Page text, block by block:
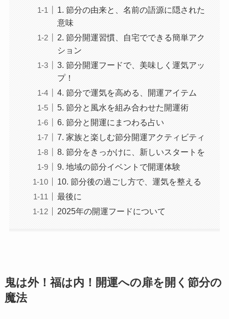
1. 節分の由来と、名前の語源に隠された
意味
2. 節分開運習慣、自宅でできる簡単アク
ション
3. 節分開運フードで、美味しく運気アッ
プ！
4. 節分で運気を高める、開運アイテム
5. 節分と風水を組み合わせた開運術
6. 節分と開運にまつわる占い
7. 家族と楽しむ節分開運アクティビティ
8. 節分をきっかけに、新しいスタートを
9. 地域の節分イベントで開運体験
10. 節分後の過ごし方で、運気を整える
最後に
2025年の開運フードについて
鬼は外！福は内！開運への扉を開く節分の
魔法